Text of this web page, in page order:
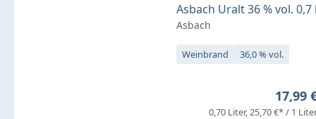
Asbach Uralt 36 % vol. 0,7
Asbach
Weinbrand 36,0 % vol.
17,99
0,70 Liter 25,70 €* / 1